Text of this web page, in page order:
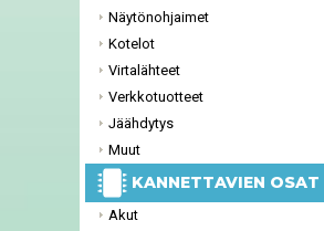
Näytönohjaimet
Kotelot
Virtalähteet
Verkkotuotteet
Jäähdytys
Muut
KANNETTAVIEN OSAT
Akut